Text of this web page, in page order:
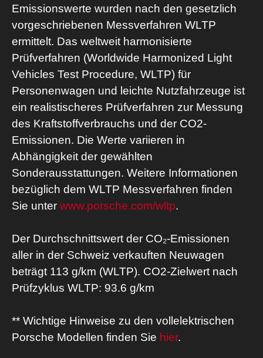
Emissionswerte wurden nach den gesetzlich
vorgeschriebenen Messverfahren WLTP
ermittelt. Das weltweit harmonisierte
Prüfverfahren (Worldwide Harmonized Light
Vehicles Test Procedure, WLTP) für
Personenwagen und leichte Nutzfahrzeuge ist
ein realistischeres Prüfverfahren zur Messung
des Kraftstoffverbrauchs und der CO2-
Emissionen. Die Werte variieren in
Abhängigkeit der gewählten
Sonderausstattungen. Weitere Informationen
bezüglich dem WLTP Messverfahren finden
Sie unter www.porsche.com/wltp.
Der Durchschnittswert der CO₂-Emissionen
aller in der Schweiz verkauften Neuwagen
beträgt 113 g/km (WLTP). CO2-Zielwert nach
Prüfzyklus WLTP: 93.6 g/km
** Wichtige Hinweise zu den vollelektrischen
Porsche Modellen finden Sie hier.